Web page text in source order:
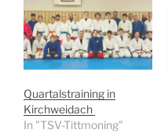
Quartalstraining in
Kirchweidach
In "TSV-Tittmoning"